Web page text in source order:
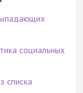
социальных
списка